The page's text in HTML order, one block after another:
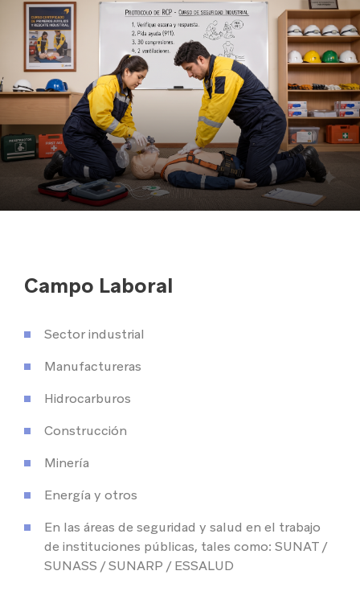
Campo Laboral
Sector industrial
Manufactureras
Hidrocarburos
Construcción
Minería
Energía y otros
En las áreas de seguridad y salud en el trabajo
de instituciones públicas, tales como: SUNAT /
SUNASS / SUNARP / ESSALUD